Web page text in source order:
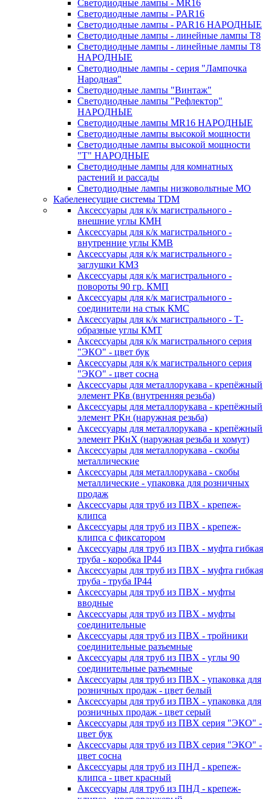
Светодиодные лампы - MR16
Светодиодные лампы - PAR16
Светодиодные лампы - PAR16 НАРОДНЫЕ
Светодиодные лампы - линейные лампы T8
Светодиодные лампы - линейные лампы T8
НАРОДНЫЕ
Светодиодные лампы - серия "Лампочка
Народная"
Светодиодные лампы "Винтаж"
Светодиодные лампы "Рефлектор"
НАРОДНЫЕ
Светодиодные лампы MR16 НАРОДНЫЕ
Светодиодные лампы высокой мощности
Светодиодные лампы высокой мощности
"Т" НАРОДНЫЕ
Светодиодные лампы для комнатных
растений и рассады
Светодиодные лампы низковольтные МО
Кабеленесущие системы TDM
Аксессуары для к/к магистрального -
внешние углы КМН
Аксессуары для к/к магистрального -
внутренние углы КМВ
Аксессуары для к/к магистрального -
заглушки КМЗ
Аксессуары для к/к магистрального -
повороты 90 гр. КМП
Аксессуары для к/к магистрального -
соединители на стык КМС
Аксессуары для к/к магистрального - Т-
образные углы КМТ
Аксессуары для к/к магистрального серия
"ЭКО" - цвет бук
Аксессуары для к/к магистрального серия
"ЭКО" - цвет сосна
Аксессуары для металлорукава - крепёжный
элемент РКв (внутренняя резьба)
Аксессуары для металлорукава - крепёжный
элемент РКн (наружная резьба)
Аксессуары для металлорукава - крепёжный
элемент РКнХ (наружная резьба и хомут)
Аксессуары для металлорукава - скобы
металлические
Аксессуары для металлорукава - скобы
металлические - упаковка для розничных
продаж
Аксессуары для труб из ПВХ - крепеж-
клипса
Аксессуары для труб из ПВХ - крепеж-
клипса с фиксатором
Аксессуары для труб из ПВХ - муфта гибкая
труба - коробка IP44
Аксессуары для труб из ПВХ - муфта гибкая
труба - труба IP44
Аксессуары для труб из ПВХ - муфты
вводные
Аксессуары для труб из ПВХ - муфты
соединительные
Аксессуары для труб из ПВХ - тройники
соединительные разъемные
Аксессуары для труб из ПВХ - углы 90
соединительные разъемные
Аксессуары для труб из ПВХ - упаковка для
розничных продаж - цвет белый
Аксессуары для труб из ПВХ - упаковка для
розничных продаж - цвет серый
Аксессуары для труб из ПВХ серия "ЭКО" -
цвет бук
Аксессуары для труб из ПВХ серия "ЭКО" -
цвет сосна
Аксессуары для труб из ПНД - крепеж-
клипса - цвет красный
Аксессуары для труб из ПНД - крепеж-